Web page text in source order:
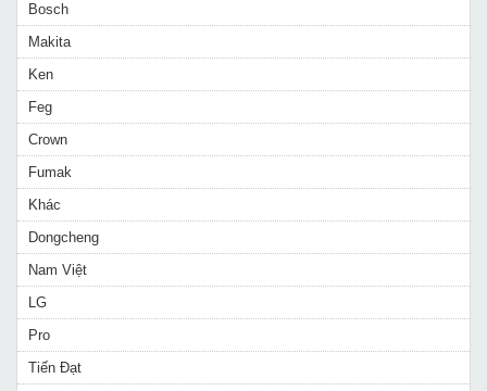
Bosch
Makita
Ken
Feg
Crown
Fumak
Khác
Dongcheng
Nam Việt
LG
Pro
Tiến Đạt